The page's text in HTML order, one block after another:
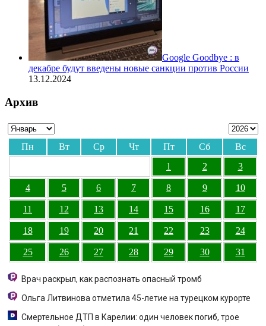
Google Goodbye : в
декабре будут введены новые санкции против России
13.12.2024
Архив
Пн Вт Ср Чт Пт Сб
Вс
1
2 3
4 5 6 7 8 9 10
11 12 13 14 15 16 17
18 19 20 21 22 23 24
25 26 27 28 29 30 31
Врач раскрыл, как распознать опасный тромб
Ольга Литвинова отметила 45-летие на турецком курорте
Смертельное ДТП в Карелии: один человек погиб, трое